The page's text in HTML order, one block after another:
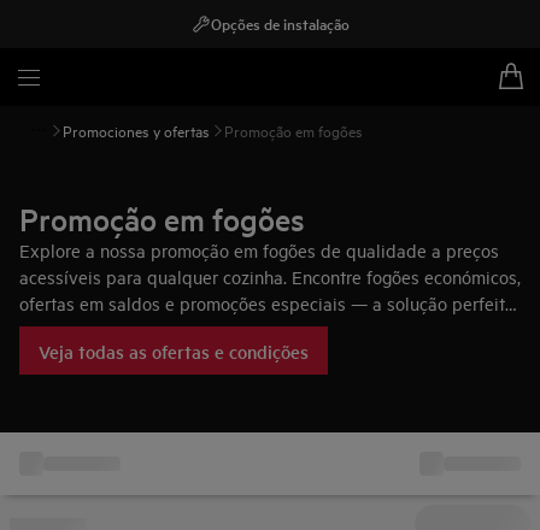
Opções de instalação
Promociones y ofertas Promoção em fogões
Promoção em fogões
Explore a nossa promoção em fogões de qualidade a preços
acessíveis para qualquer cozinha. Encontre fogões económicos,
ofertas em saldos e promoções especiais — a solução perfeita
para as suas necessidades culinárias com desempenho, valor e
estilo.
Veja todas as ofertas e condições